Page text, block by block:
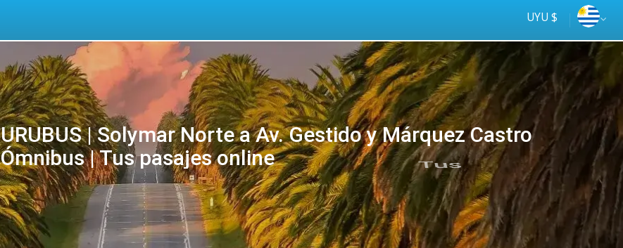
UYU $
URUBUS | Solymar Norte a Av. Gestido y Márquez Castro
Ómnibus | Tus pasajes online
online
Tus